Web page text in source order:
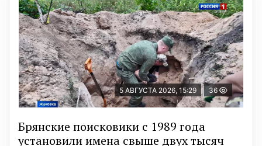
5 АВГУСТА 2026, 15:29 36
Брянские поисковики с 1989 года
установили имена свыше двух тысяч